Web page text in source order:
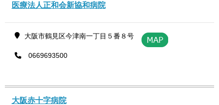
医療法人正和会新協和病院
大阪市鶴見区今津南一丁目５番８号
0669693500
大阪赤十字病院